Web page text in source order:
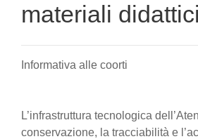
materiali
Informativa alle coorti
L’infrastruttura tecnologica
conservazione, la tracciabilità e